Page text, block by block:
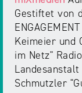
Gestiftet von
Keimeier und
im Netz"
Schmutzler